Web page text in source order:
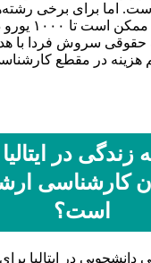
است. اما برای برخی
دانشگاه‌ها
حقوقی سروش فردا با
هزینه در مقطع
زندگی در
کارشناسی
است؟
دانشجویی در ایتالیا